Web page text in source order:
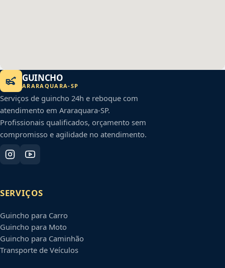
GUINCHO
ARARAQUARA-SP
Serviços de guincho 24h e reboque com
atendimento em Araraquara-SP.
Profissionais qualificados, orçamento sem
compromisso e agilidade no atendimento.
SERVIÇOS
Guincho para Carro
Guincho para Moto
Guincho para Caminhão
Transporte de Veículos